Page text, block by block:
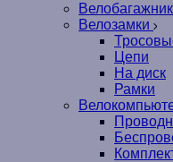
Велозамки
Цепи
На диск
Рамки